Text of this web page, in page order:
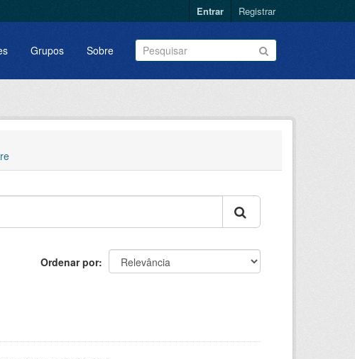
Entrar Registrar
Grupos Sobre
Ordenar por